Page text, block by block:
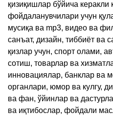
қизиқишлар бўйича
фойдаланувчилари учун
мусиқа ва mp3, видео ва
санъат, дизайн, тиббиёт ва
қизлар учун, спорт олами,
сотиш, товарлар ва
инновациялар, банклар ва
органлари, юмор ва кулгу,
ва фан, ўйинлар ва
ва иқтибослар, фойдали